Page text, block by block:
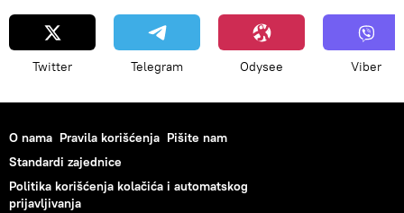
Twitter Telegram Odysee Viber
O nama Pravila korišćenja Pišite nam
Standardi zajednice
Politika korišćenja kolačića i automatskog
prijavljivanja